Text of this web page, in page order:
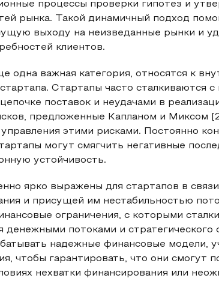
процессы проверки гипотез и
рынка. Такой динамичный подход
выходу на неизведанные рынки и
клиентов.
одна важная категория, относятся к
Стартапы часто сталкиваются
поставок и неудачами в
предложенные Капланом и Миксом
этими рисками. Постоянно
могут смягчить негативные
устойчивость.
ярко выражены для стартапов в
и присущей им нестабильностью
ограничения, с которыми
денежными потоками и стратегического
надежные финансовые модели,
чтобы гарантировать, что они смогут
нехватки финансирования или